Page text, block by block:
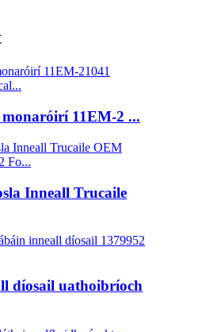
11EM-2 ...
Inneall Trucaile
díosail uathoibríoch